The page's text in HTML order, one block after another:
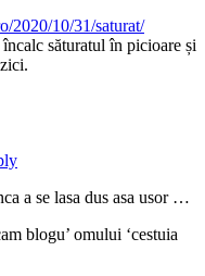
2020/10/31/saturat/
săturatul în picioare și
a se lasa dus asa usor …
blogu’ omului ‘cestuia